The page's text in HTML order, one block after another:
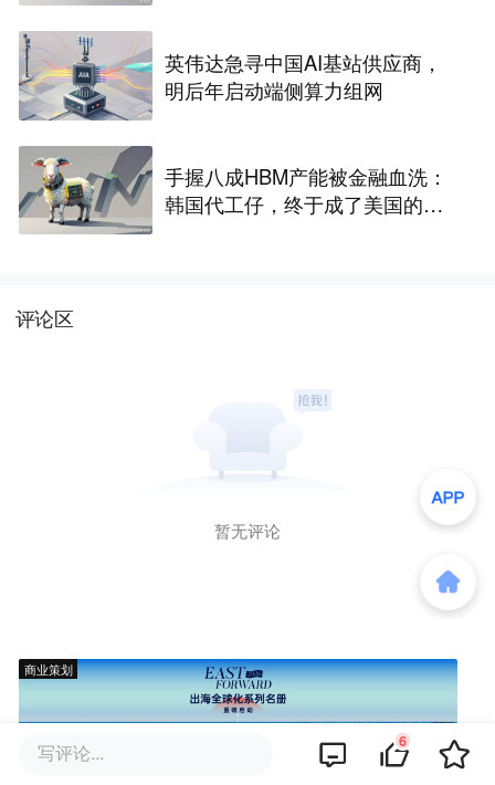
英伟达急寻中国AI基站供应商，
明后年启动端侧算力组网
手握八成HBM产能被金融血洗：
韩国代工仔，终于成了美国的待
评论区
暂无评论
商业策划
写评论... 6